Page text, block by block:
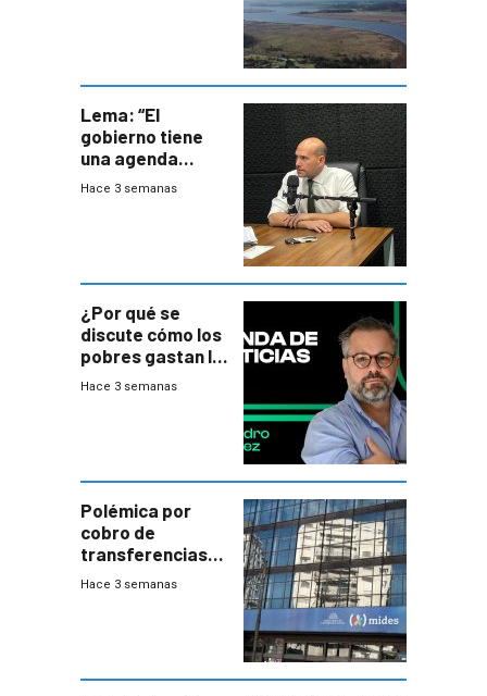
Lema: “El
gobierno tiene
una agenda
destructiva”
Hace 3 semanas
¿Por qué se
discute cómo los
pobres gastan la
plata?
Hace 3 semanas
Polémica por
cobro de
transferencias
del Mides en
Hace 3 semanas